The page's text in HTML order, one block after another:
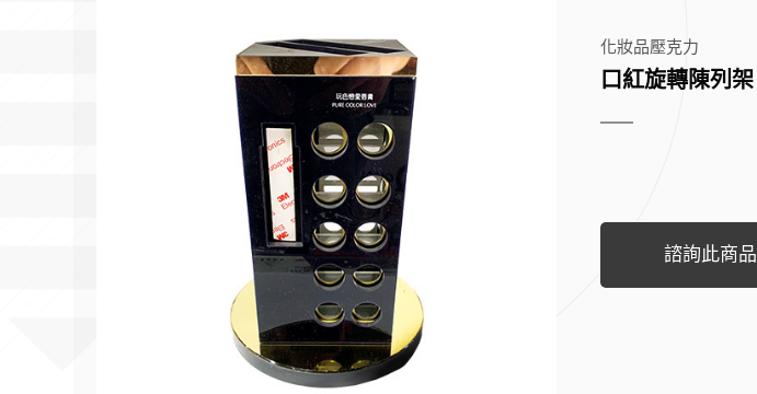
化妝品壓克力
口紅旋轉陳列架
諮詢此商品